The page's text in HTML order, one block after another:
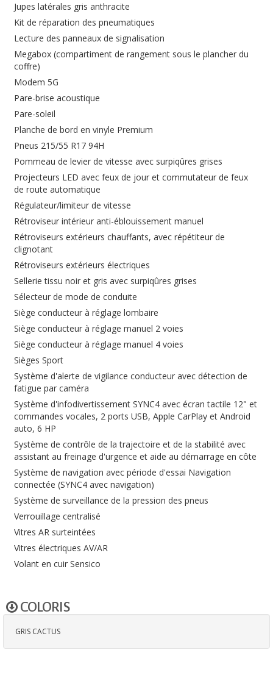
Jupes latérales gris anthracite
Kit de réparation des pneumatiques
Lecture des panneaux de signalisation
Megabox (compartiment de rangement sous le plancher du
coffre)
Modem 5G
Pare-brise acoustique
Pare-soleil
Planche de bord en vinyle Premium
Pneus 215/55 R17 94H
Pommeau de levier de vitesse avec surpiqûres grises
Projecteurs LED avec feux de jour et commutateur de feux
de route automatique
Régulateur/limiteur de vitesse
Rétroviseur intérieur anti-éblouissement manuel
Rétroviseurs extérieurs chauffants, avec répétiteur de
clignotant
Rétroviseurs extérieurs électriques
Sellerie tissu noir et gris avec surpiqûres grises
Sélecteur de mode de conduite
Siège conducteur à réglage lombaire
Siège conducteur à réglage manuel 2 voies
Siège conducteur à réglage manuel 4 voies
Sièges Sport
Système d'alerte de vigilance conducteur avec détection de
fatigue par caméra
Système d'infodivertissement SYNC4 avec écran tactile 12" et
commandes vocales, 2 ports USB, Apple CarPlay et Android
auto, 6 HP
Système de contrôle de la trajectoire et de la stabilité avec
assistant au freinage d'urgence et aide au démarrage en côte
Système de navigation avec période d'essai Navigation
connectée (SYNC4 avec navigation)
Système de surveillance de la pression des pneus
Verrouillage centralisé
Vitres AR surteintées
Vitres électriques AV/AR
Volant en cuir Sensico
COLORIS
GRIS CACTUS